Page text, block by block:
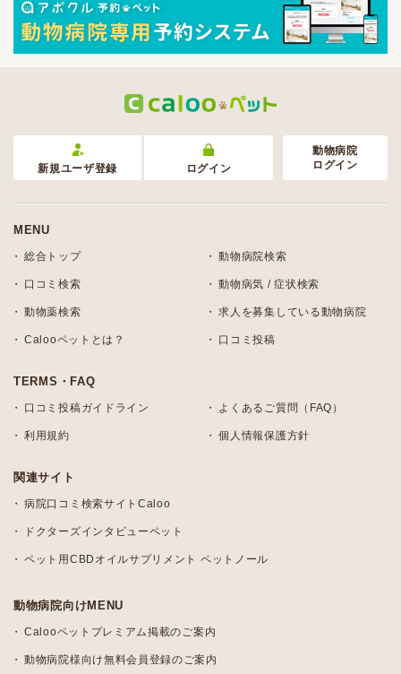
新規ユーザ登録 ログイン
動物病院
ログイン
MENU
総合トップ 動物病院検索
口コミ検索 動物病気 / 症状検索
動物薬検索 求人を募集している動物病院
Calooペットとは？ 口コミ投稿
TERMS・FAQ
口コミ投稿ガイドライン よくあるご質問（FAQ）
利用規約 個人情報保護方針
関連サイト
病院口コミ検索サイトCaloo
ドクターズインタビューペット
ペット用CBDオイルサプリメント ペットノール
動物病院向けMENU
Calooペットプレミアム掲載のご案内
動物病院様向け無料会員登録のご案内